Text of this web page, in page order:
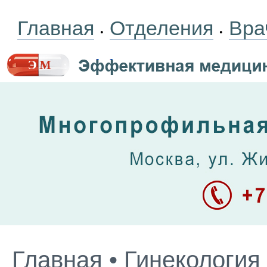
Главная • Отделения •
Главная • Гинекология